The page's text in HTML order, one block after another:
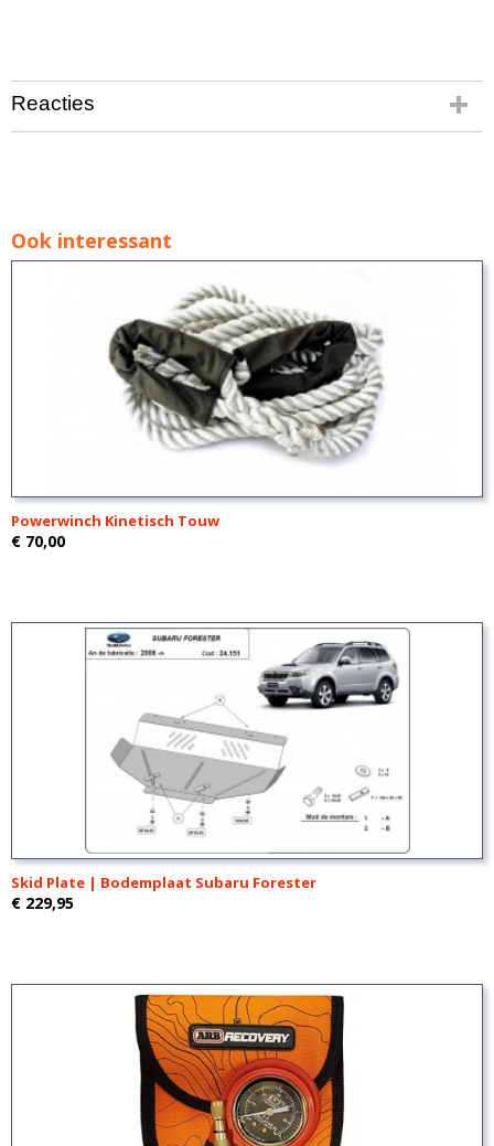
Reacties
Ook interessant
Powerwinch Kinetisch Touw
€ 70,00
Skid Plate | Bodemplaat Subaru Forester
€ 229,95